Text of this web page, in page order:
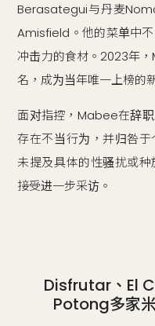
Berasategui与丹麦
Amisfield。他的菜单中
冲击力的食材。2023年
名，成为当年唯一上榜的
面对指控，Mabee在辞
存在不当行为，并归咎
未提及具体的性骚扰或
接受进一步采访。
Disfrutar、El
Potong多家